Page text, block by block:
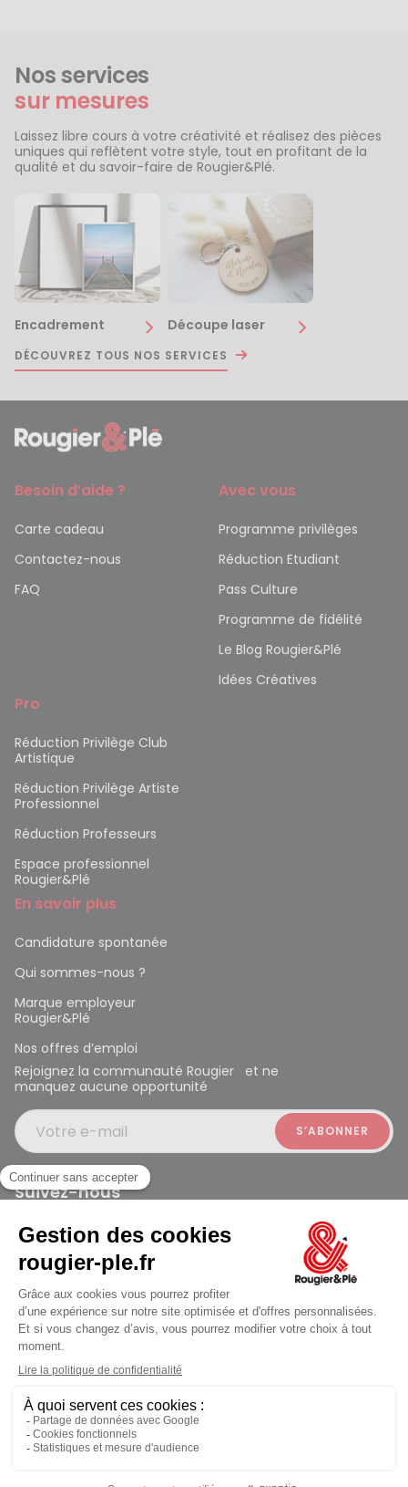
Ferme à 19:30
Nos services
sur mesures
Laissez libre cours à votre créativité et réalisez des pièces
uniques qui reflètent votre style, tout en profitant de la
qualité et du savoir-faire de Rougier&Plé.
Encadrement Découpe laser
DÉCOUVREZ TOUS NOS SERVICES
Besoin d’aide ?
Carte cadeau
Contactez-nous
FAQ
Avec vous
Programme privilèges
Réduction Etudiant
Pass Culture
Programme de fidélité
Le Blog Rougier&Plé
Idées Créatives
Pro
Réduction Privilège Club
Artistique
Réduction Privilège Artiste
Professionnel
Réduction Professeurs
Espace professionnel
Rougier&Plé
En savoir plus
Candidature spontanée
Qui sommes-nous ?
Marque employeur
Rougier&Plé
Nos offres d’emploi
Rejoignez la communauté Rougier et ne
manquez aucune opportunité
Votre e-mail
Suivez-nous
Rougier et Plé 2024 Copyright
Mentions légales
Conditions générales des ventes
Données personnelles
Paiement sécurisé